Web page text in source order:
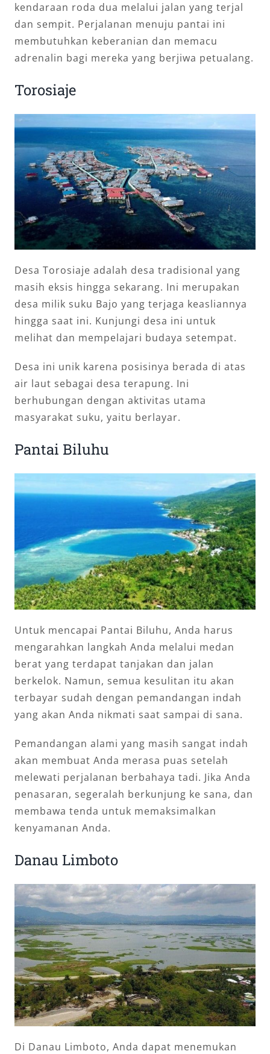
kendaraan roda dua melalui jalan yang terjal
dan sempit. Perjalanan menuju pantai ini
membutuhkan keberanian dan memacu
adrenalin bagi mereka yang berjiwa petualang.
Torosiaje
Desa Torosiaje adalah desa tradisional yang
masih eksis hingga sekarang. Ini merupakan
desa milik suku Bajo yang terjaga keasliannya
hingga saat ini. Kunjungi desa ini untuk
melihat dan mempelajari budaya setempat.
Desa ini unik karena posisinya berada di atas
air laut sebagai desa terapung. Ini
berhubungan dengan aktivitas utama
masyarakat suku, yaitu berlayar.
Pantai Biluhu
Untuk mencapai Pantai Biluhu, Anda harus
mengarahkan langkah Anda melalui medan
berat yang terdapat tanjakan dan jalan
berkelok. Namun, semua kesulitan itu akan
terbayar sudah dengan pemandangan indah
yang akan Anda nikmati saat sampai di sana.
Pemandangan alami yang masih sangat indah
akan membuat Anda merasa puas setelah
melewati perjalanan berbahaya tadi. Jika Anda
penasaran, segeralah berkunjung ke sana, dan
membawa tenda untuk memaksimalkan
kenyamanan Anda.
Danau Limboto
Di Danau Limboto, Anda dapat menemukan